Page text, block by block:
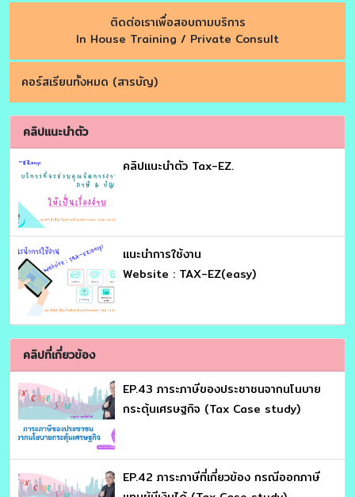
ติดต่อเราเพื่อสอบถามบริการ
In House Training / Private Consult
คอร์สเรียนทั้งหมด (สารบัญ)
คลิปแนะนำตัว
คลิปแนะนำตัว Tax-EZ.
เเนะนำการใช้งาน
Website : TAX-EZ(easy)
คลิปที่เกี่ยวข้อง
EP.43 ภาระภาษีของประชาชนจากนโนบาย
กระตุ้นเศรษฐกิจ (Tax Case study)
EP.42 ภาระภาษีที่เกี่ยวข้อง กรณีออกภาษี